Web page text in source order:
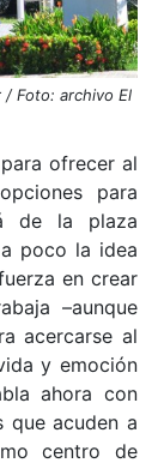
Foto: archivo El
ofrecer al
para
de la plaza
poco la idea
en crear
–aunque
acercarse al
y emoción
ahora con
que acuden a
centro de